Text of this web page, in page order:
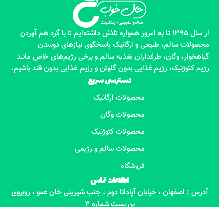
از سال 1395 تا به امروز همواره تلاش داشته‌ایم تا با گرد هم آوردن
محصولات سالم، طبیعی و ارگانیک پاسخگوی نیازهای دوستان
گیاهخوار، وگان، طرفداران تغذیه سالم و برخی رژیم‌های خاص مانند
رژیم کتوژنیک، رژیم غذایی بدون گلوتن و رژیم غذایی بدون قند باشیم.
دسترسی سریع
محصولات ارگانیک
محصولات وگان
محصولات کتوژنیک
محصولات سالم و رژیمی
فروشگاه
اطلاعات تماس
آدرس : اصفهان ، خیابان آپادانا دوم ، جنب شیرینی خان عمو ، روبروی
بن بست شماره 3